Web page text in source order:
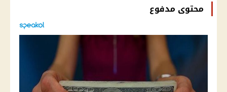
محتوى مدفوع